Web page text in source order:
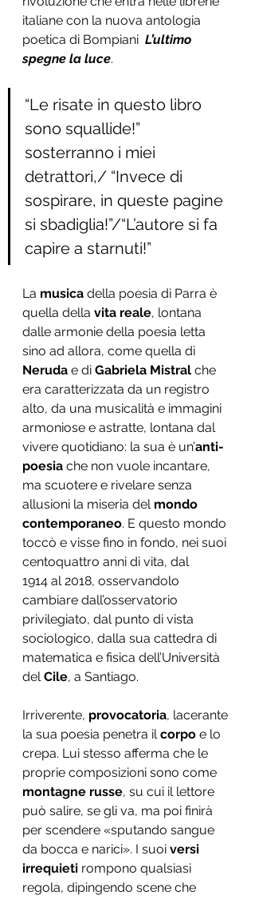
italiane con la nuova antologia
poetica di Bompiani L’ultimo
spegne la luce.
“Le risate in questo libro
sono squallide!”
sosterranno i miei
detrattori,/ “Invece di
sospirare, in queste pagine
si sbadiglia!”/“L’autore si fa
capire a starnuti!”
La musica della poesia di Parra è
quella della vita reale, lontana
dalle armonie della poesia letta
sino ad allora, come quella di
Neruda e di Gabriela Mistral che
era caratterizzata da un registro
alto, da una musicalità e immagini
armoniose e astratte, lontana dal
vivere quotidiano: la sua è un’anti-
poesia che non vuole incantare,
ma scuotere e rivelare senza
allusioni la miseria del mondo
contemporaneo. E questo mondo
toccò e visse fino in fondo, nei suoi
centoquattro anni di vita, dal
1914 al 2018, osservandolo
cambiare dall’osservatorio
privilegiato, dal punto di vista
sociologico, dalla sua cattedra di
matematica e fisica dell’Università
del Cile, a Santiago.
Irriverente, provocatoria, lacerante
la sua poesia penetra il corpo e lo
crepa. Lui stesso afferma che le
proprie composizioni sono come
montagne russe, su cui il lettore
può salire, se gli va, ma poi finirà
per scendere «sputando sangue
da bocca e narici». I suoi versi
irrequieti rompono qualsiasi
regola, dipingendo scene che